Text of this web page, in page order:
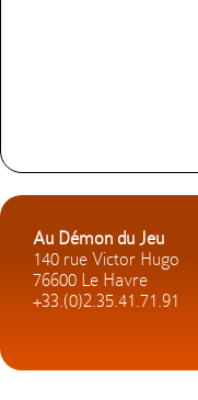
Au Démon du Jeu
140 rue Victor Hugo
76600 Le Havre
+33.(0)2.35.41.71.91